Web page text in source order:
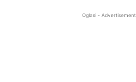
Oglasi - Advertisement